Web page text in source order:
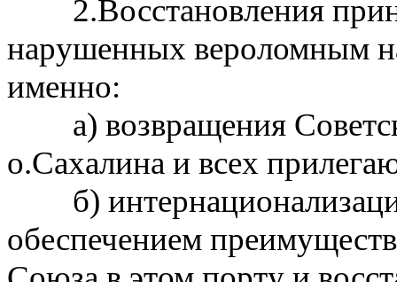
2.Восстановления
нарушенных вероломным
именно:
а) возвращения
о.Сахалина и всех
б)
обеспечением